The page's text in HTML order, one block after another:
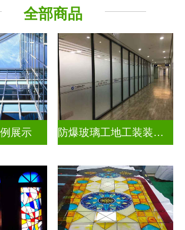
工程玻璃
全部商品
展示 防爆玻璃工地工装装饰玻璃